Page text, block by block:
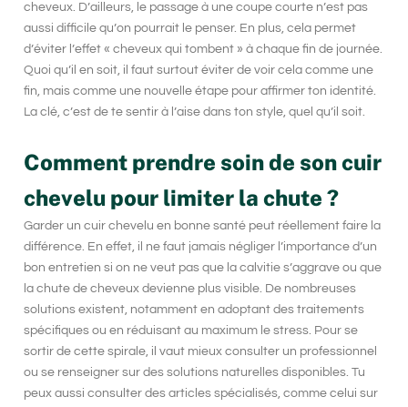
cheveux. D’ailleurs, le passage à une coupe courte n’est pas
aussi difficile qu’on pourrait le penser. En plus, cela permet
d’éviter l’effet « cheveux qui tombent » à chaque fin de journée.
Quoi qu’il en soit, il faut surtout éviter de voir cela comme une
fin, mais comme une nouvelle étape pour affirmer ton identité.
La clé, c’est de te sentir à l’aise dans ton style, quel qu’il soit.
Comment prendre soin de son cuir
chevelu pour limiter la chute ?
Garder un cuir chevelu en bonne santé peut réellement faire la
différence. En effet, il ne faut jamais négliger l’importance d’un
bon entretien si on ne veut pas que la calvitie s’aggrave ou que
la chute de cheveux devienne plus visible. De nombreuses
solutions existent, notamment en adoptant des traitements
spécifiques ou en réduisant au maximum le stress. Pour se
sortir de cette spirale, il vaut mieux consulter un professionnel
ou se renseigner sur des solutions naturelles disponibles. Tu
peux aussi consulter des articles spécialisés, comme celui sur